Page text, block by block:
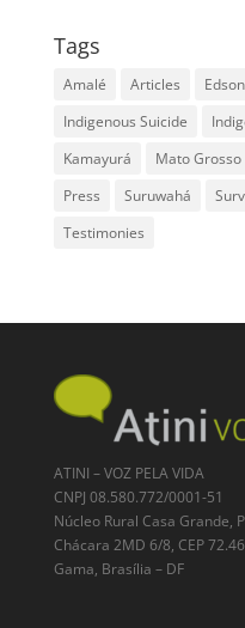
Tags
Amalé Articles
Indigenous Suicide
Kamayurá
Mato Grosso
Press
Suruwahá
Testimonies
ATINI – VOZ PELA VIDA
CNPJ 08.580.772/0001-51
Núcleo Rural Casa Grande,
Chácara 2MD 6/8, CEP
Gama, Brasília – DF